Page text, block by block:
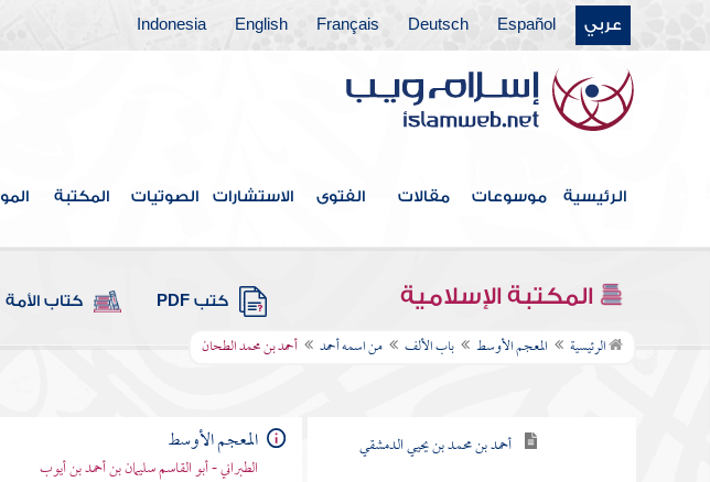
عربي Español
Deutsch
Français
English
Indonesia
الرئيسية موسوعات مقالات الفتوى الاستشارات الصوتيات المكتبة
المكتبة الإسلامية كتب PDF كتاب الأمة
الرئيسية المعجم الأوسط باب الألف من اسمه أحمد أحمد بن محمد الطحان
فهرس الكتاب
باب الألف
من اسمه أحمد
أحمد بن محمد بن يحيي الدمشقي
المعجم الأوسط
الطبراني - أبو القاسم سليمان بن أحمد بن أيوب